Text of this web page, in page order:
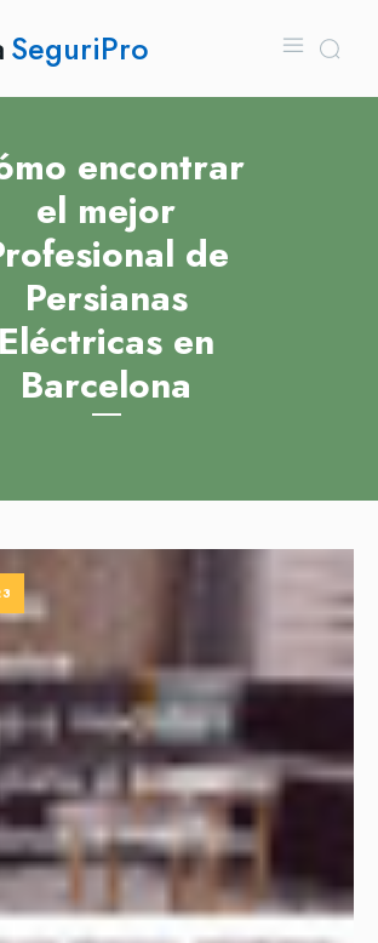
SeguriPro
encontrar
el mejor
de
Persianas
Eléctricas en
Barcelona